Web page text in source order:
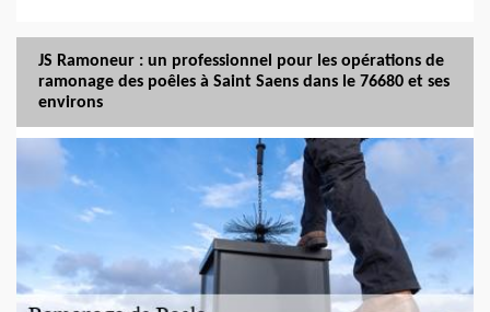
JS Ramoneur : un professionnel pour les opérations de
ramonage des poêles à Saint Saens dans le 76680 et ses
environs